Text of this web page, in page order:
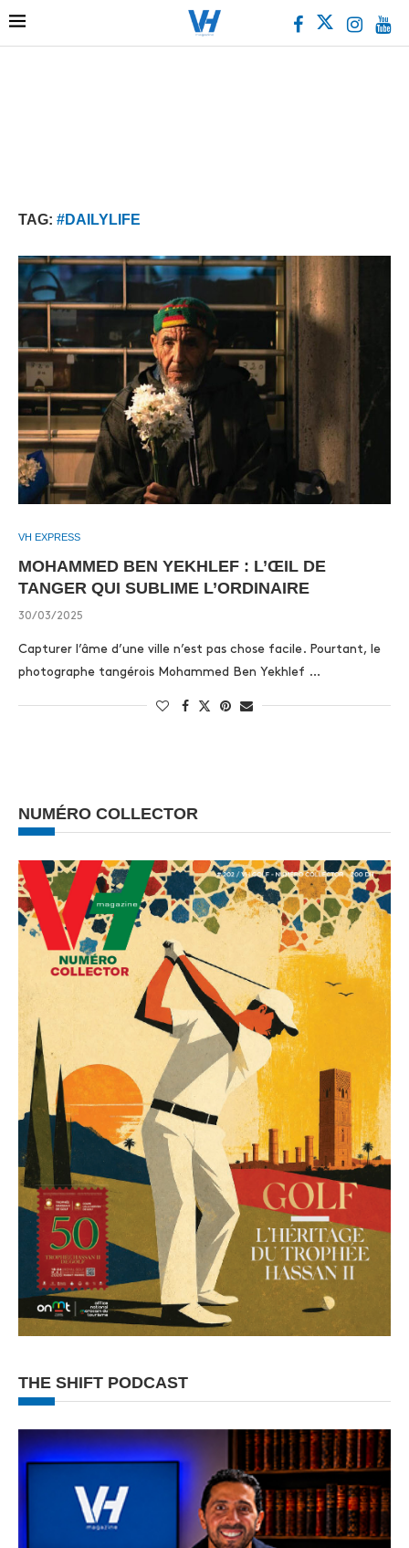
TAG: #DAILYLIFE
VH EXPRESS
MOHAMMED BEN YEKHLEF : L’ŒIL DE
TANGER QUI SUBLIME L’ORDINAIRE
30/03/2025
Capturer l’âme d’une ville n’est pas chose facile. Pourtant, le
photographe tangérois Mohammed Ben Yekhlef …
NUMÉRO COLLECTOR
THE SHIFT PODCAST